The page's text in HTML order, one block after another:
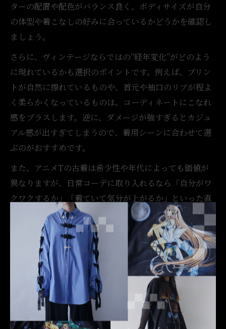
ターの配置や配色がバランス良く、ボディサイズが自分
の体型や着こなしの好みに合っているかどうかを確認し
ましょう。
さらに、ヴィンテージならではの“経年変化”がどのよう
に現れているかも選択のポイントです。例えば、プリン
トが自然に擦れているものや、首元や袖口のリブが程よ
く柔らかくなっているものは、コーディネートにこなれ
感をプラスします。逆に、ダメージが強すぎるとカジュ
アル感が出すぎてしまうので、着用シーンに合わせて選
ぶのがおすすめです。
また、アニメTの古着は希少性や年代によっても価値が
異なりますが、日常コーデに取り入れるなら「自分がワ
クワクするか」「着ていて気分が上がるか」といった直
感も大切にしてください。実際に古着屋 月暈でも、お客
様が“自分だけの一枚”を見つけて楽しそうに選ばれてい
る姿をよくお見かけします。
古着アニメTを主役にしたコーデの発想法
古着アニメTをコーディネートの主役に据えるには、ま
ず他のアイテムをミニマルにまとめるのがポイントで
す。例えば、無地のパンツやシンプルなスニーカーを合